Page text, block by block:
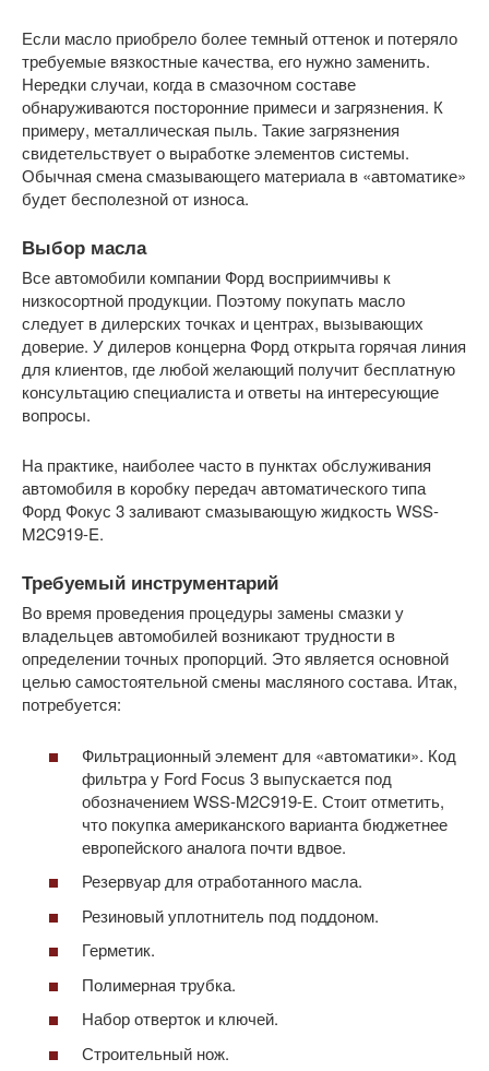
Если масло приобрело более темный оттенок и потеряло
требуемые вязкостные качества, его нужно заменить.
Нередки случаи, когда в смазочном составе
обнаруживаются посторонние примеси и загрязнения. К
примеру, металлическая пыль. Такие загрязнения
свидетельствует о выработке элементов системы.
Обычная смена смазывающего материала в «автоматике»
будет бесполезной от износа.
Выбор масла
Все автомобили компании Форд восприимчивы к
низкосортной продукции. Поэтому покупать масло
следует в дилерских точках и центрах, вызывающих
доверие. У дилеров концерна Форд открыта горячая линия
для клиентов, где любой желающий получит бесплатную
консультацию специалиста и ответы на интересующие
вопросы.
На практике, наиболее часто в пунктах обслуживания
автомобиля в коробку передач автоматического типа
Форд Фокус 3 заливают смазывающую жидкость WSS-
M2C919-E.
Требуемый инструментарий
Во время проведения процедуры замены смазки у
владельцев автомобилей возникают трудности в
определении точных пропорций. Это является основной
целью самостоятельной смены масляного состава. Итак,
потребуется:
Фильтрационный элемент для «автоматики». Код
фильтра у Ford Focus 3 выпускается под
обозначением WSS-M2C919-E. Стоит отметить,
что покупка американского варианта бюджетнее
европейского аналога почти вдвое.
Резервуар для отработанного масла.
Резиновый уплотнитель под поддоном.
Герметик.
Полимерная трубка.
Набор отверток и ключей.
Строительный нож.